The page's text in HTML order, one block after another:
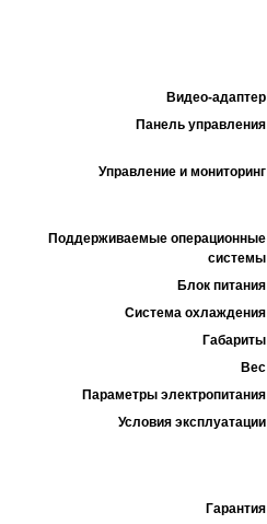
Видео-адаптер
Панель управления
Управление и мониторинг
Поддерживаемые операционные
системы
Блок питания
Система охлаждения
Габариты
Вес
Параметры электропитания
Условия эксплуатации
Гарантия